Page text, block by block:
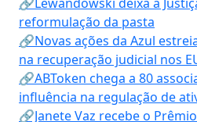
reformulação da pasta
🔗Novas ações da Azul
na recuperação judicial nos
🔗ABToken chega a 80
influência na regulação de
🔗Janete Vaz recebe o